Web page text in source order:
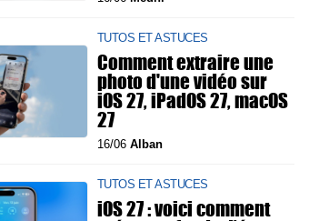
TUTOS ET ASTUCES
Comment extraire une
photo d'une vidéo sur
iOS 27, iPadOS 27, macOS
27
16/06 Alban
TUTOS ET ASTUCES
iOS 27 : voici comment